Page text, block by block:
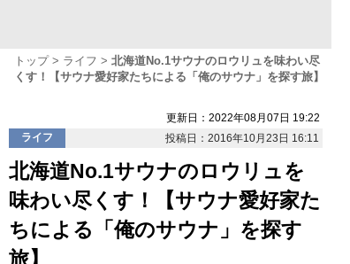
トップ ライフ
北海道No.1サウナのロウリュを味わい尽
くす！【サウナ愛好家たちによる「俺のサウナ」を探す旅】
更新日：2022年08月07日 19:22
ライフ
投稿日：2016年10月23日 16:11
北海道No.1サウナのロウリュを
味わい尽くす！【サウナ愛好家た
ちによる「俺のサウナ」を探す
旅】